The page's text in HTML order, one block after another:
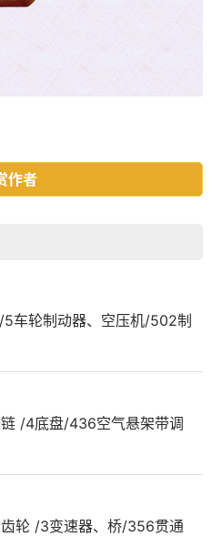
作者
车轮制动器、空压机/502制
/4底盘/436空气悬架带调
轮 /3变速器、桥/356贯通